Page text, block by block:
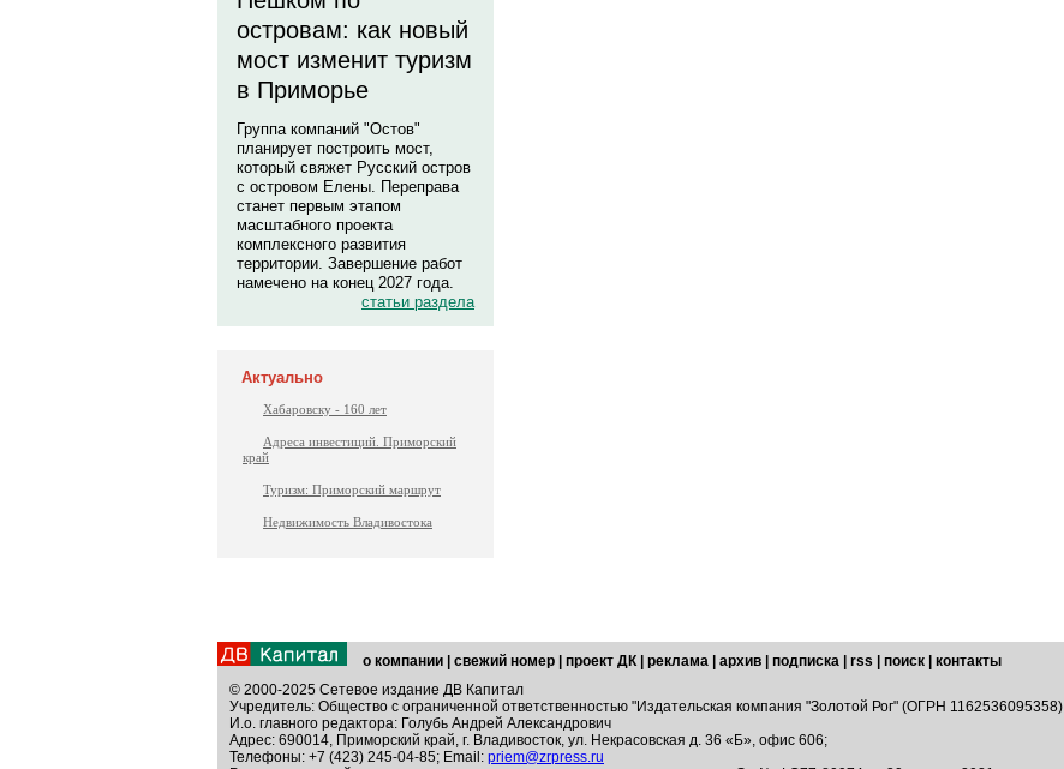
островам: как новый
мост изменит туризм
в Приморье
Группа компаний "Остов"
планирует построить мост,
который свяжет Русский остров
с островом Елены. Переправа
станет первым этапом
масштабного проекта
комплексного развития
территории. Завершение работ
намечено на конец 2027 года.
статьи раздела
Актуально
Хабаровску - 160 лет
Адреса инвестиций. Приморский
край
Туризм: Приморский маршрут
Недвижимость Владивостока
о компании свежий номер проект ДК реклама архив подписка rss поиск
контакты
© 2000-2025 Сетевое издание ДВ Капитал
Учредитель: Общество с ограниченной ответственностью "Издательская компания "Золотой Рог" (ОГРН 1162536095358)
И.о. главного редактора: Голубь Андрей Александрович
Адрес: 690014, Приморский край, г. Владивосток, ул. Некрасовская д. 36 «Б», офис 606;
Телефоны: +7 (423) 245-04-85; Email: priem@zrpress.ru